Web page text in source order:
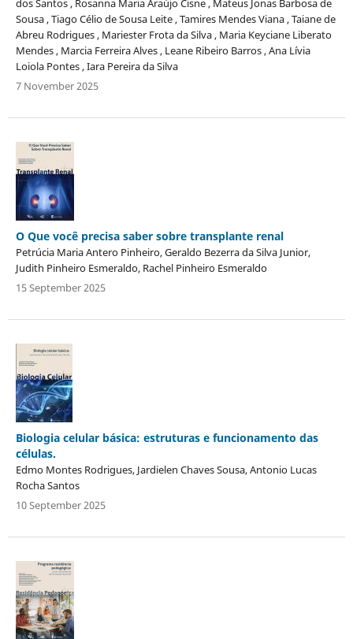
dos Santos , Rosanna Maria Araújo Cisne , Mateus Jonas Barbosa de
Sousa , Tiago Célio de Sousa Leite , Tamires Mendes Viana , Taiane de
Abreu Rodrigues , Mariester Frota da Silva , Maria Keyciane Liberato
Mendes , Marcia Ferreira Alves , Leane Ribeiro Barros , Ana Lívia
Loiola Pontes , Iara Pereira da Silva
7 November 2025
O Que você precisa saber sobre transplante renal
Petrúcia Maria Antero Pinheiro, Geraldo Bezerra da Silva Junior,
Judith Pinheiro Esmeraldo, Rachel Pinheiro Esmeraldo
15 September 2025
Biologia celular básica: estruturas e funcionamento das
células.
Edmo Montes Rodrigues, Jardielen Chaves Sousa, Antonio Lucas
Rocha Santos
10 September 2025